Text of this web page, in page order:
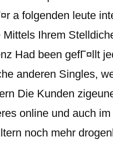
a folgenden leute
Mittels Ihrem
Had been gefГ¤llt
anderen Singles,
Die Kunden
online und auch
noch mehr